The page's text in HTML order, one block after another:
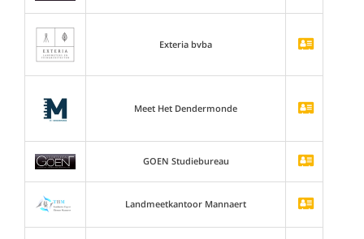
Exteria bvba
Meet Het Dendermonde
GOEN Studiebureau
Landmeetkantoor Mannaert